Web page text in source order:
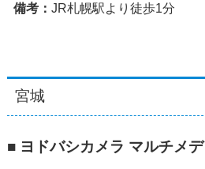
備考： JR札幌駅より徒歩1分
宮城
■ ヨドバシカメラ マルチメ